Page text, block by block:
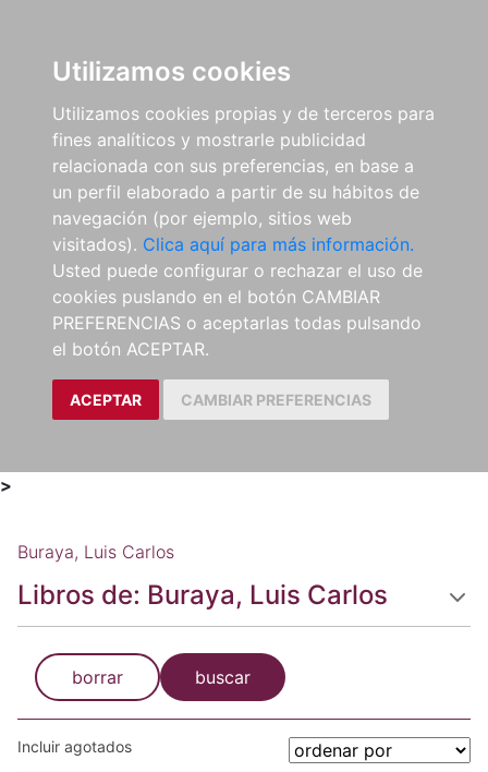
Utilizamos cookies
Utilizamos cookies propias y de terceros para
fines analíticos y mostrarle publicidad
relacionada con sus preferencias, en base a
un perfil elaborado a partir de su hábitos de
navegación (por ejemplo, sitios web
visitados). Clica aquí para más información.
Usted puede configurar o rechazar el uso de
cookies puslando en el botón CAMBIAR
PREFERENCIAS o aceptarlas todas pulsando
el botón ACEPTAR.
ACEPTAR CAMBIAR PREFERENCIAS
>
Buraya, Luis Carlos
Libros de: Buraya, Luis Carlos
borrar buscar
Incluir agotados